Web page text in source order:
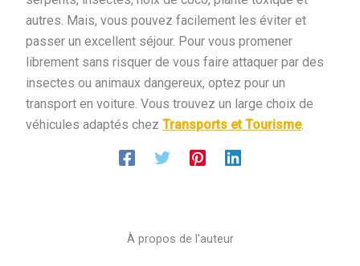
autres. Mais, vous pouvez facilement les éviter et
passer un excellent séjour. Pour vous promener
librement sans risquer de vous faire attaquer par des
insectes ou animaux dangereux, optez pour un
transport en voiture. Vous trouvez un large choix de
véhicules adaptés chez Transports et Tourisme.
À propos de l'auteur